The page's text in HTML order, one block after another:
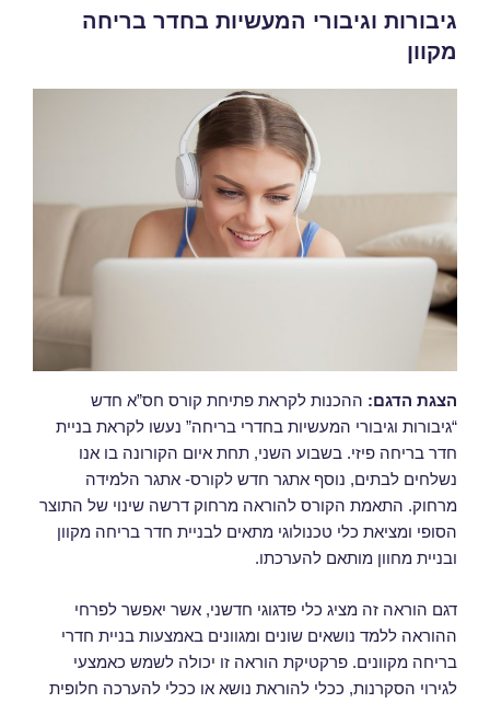
גיבורות וגיבורי המעשיות בחדר בריחה
מקוון
הצגת הדגם: ההכנות לקראת פתיחת קורס חס”א חדש
“גיבורות וגיבורי המעשיות בחדרי בריחה” נעשו לקראת בניית
חדר בריחה פיזי. בשבוע השני, תחת איום הקורונה בו אנו
נשלחים לבתים, נוסף אתגר חדש לקורס- אתגר הלמידה
מרחוק. התאמת הקורס להוראה מרחוק דרשה שינוי של התוצר
הסופי ומציאת כלי טכנולוגי מתאים לבניית חדר בריחה מקוון
ובניית מחוון מותאם להערכתו.
דגם הוראה זה מציג כלי פדגוגי חדשני, אשר יאפשר לפרחי
ההוראה ללמד נושאים שונים ומגוונים באמצעות בניית חדרי
בריחה מקוונים. פרקטיקת הוראה זו יכולה לשמש כאמצעי
לגירוי הסקרנות, ככלי להוראת נושא או ככלי להערכה חלופית